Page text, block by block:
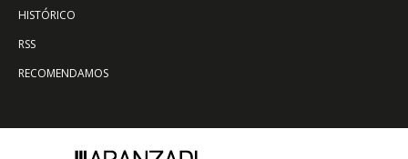
HISTÓRICO
RSS
RECOMENDAMOS